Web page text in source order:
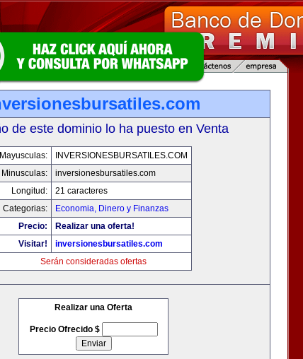
de este dominio lo ha puesto en Venta
Mayusculas:
INVERSIONESBURSATILES.COM
Minusculas:
inversionesbursatiles.com
Longitud:
21 caracteres
Categorias:
Economia, Dinero y Finanzas
Precio:
Realizar una oferta!
Visitar!
inversionesbursatiles.com
Serán consideradas ofertas
Realizar una Oferta
Precio Ofrecido $